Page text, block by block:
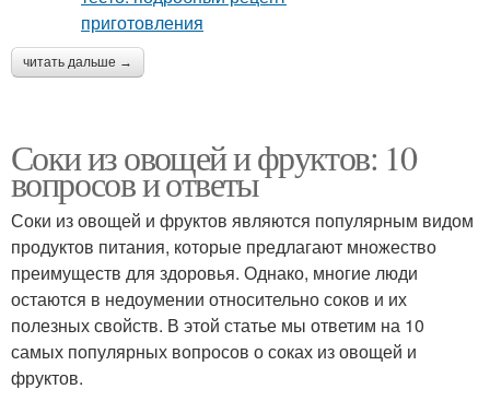
читать дальше →
Соки из овощей и фруктов: 10
вопросов и ответы
Соки из овощей и фруктов являются популярным видом
продуктов питания, которые предлагают множество
преимуществ для здоровья. Однако, многие люди
остаются в недоумении относительно соков и их
полезных свойств. В этой статье мы ответим на 10
самых популярных вопросов о соках из овощей и
фруктов.